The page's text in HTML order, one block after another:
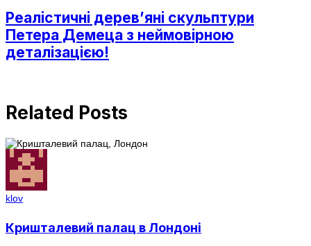
Реалістичні дерев’яні скульптури
Петера Демеца з неймовірною
деталізацією!
Related Posts
klov
Кришталевий палац в Лондоні